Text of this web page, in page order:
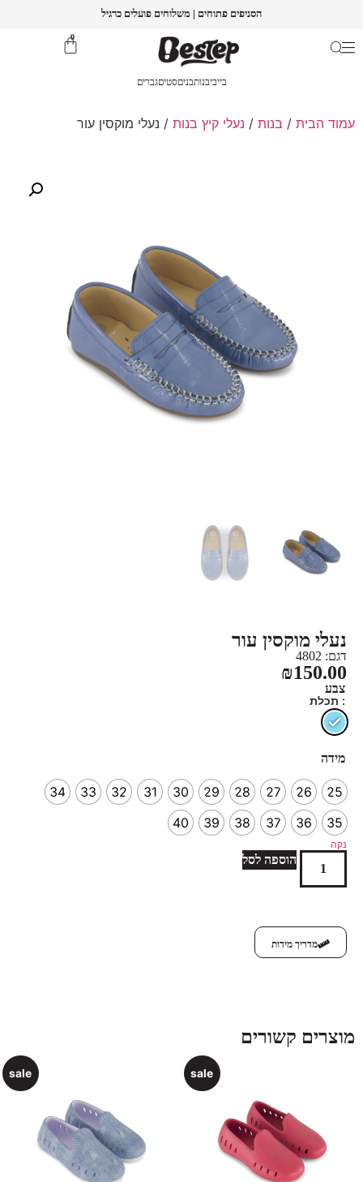
הסניפים פתוחים | משלוחים פועלים כרגיל
0
בייביבנותבניםסטיםגברים
עמוד הבית / בנות / נעלי קיץ בנות / נעלי מוקסין עור
נעלי מוקסין עור
דגם: 4802
₪150.00
צבע
: תכלת
מידה
25
26
27
28
29
30
31
32
33
34
35
36
37
38
39
40
נקה
הוספה לסל
מדריך מידות
מוצרים קשורים
sale
sale